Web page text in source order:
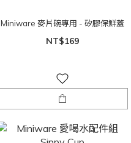
Miniware 麥片碗專用 - 矽膠保鮮蓋
NT$169